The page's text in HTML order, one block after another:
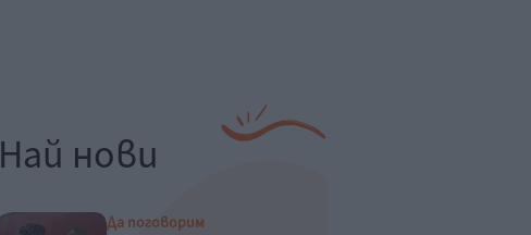
Най нови
Да поговорим